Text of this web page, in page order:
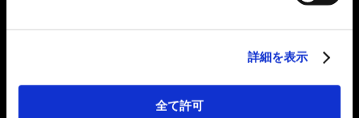
詳細を表示
全て許可